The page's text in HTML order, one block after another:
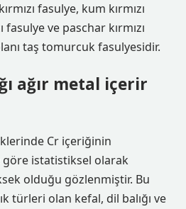
fasulye, kum kırmızı
fasulye ve paschar kırmızı
taş tomurcuk fasulyesidir.
ağır metal içerir
Cr içeriğinin
istatistiksel olarak
olduğu gözlenmiştir. Bu
türleri olan kefal, dil balığı ve